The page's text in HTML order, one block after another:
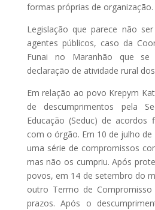
formas próprias de organização.
Legislação que parece não
agentes públicos, caso da
Funai no Maranhão que
declaração de atividade rural
Em relação ao povo Krepym
de descumprimentos pela
Educação (Seduc) de acordos
com o órgão. Em 10 de julho de
uma série de compromissos
mas não os cumpriu. Após
povos, em 14 de setembro do
outro Termo de Compromisso
prazos. Após o